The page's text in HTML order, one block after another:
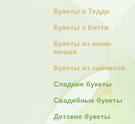
Букеты с Тедди
Букеты с Китти
Букеты из мини-
мишек
Букеты из зайчиков
Сладкие букеты
Свадебные букеты
Детские букеты